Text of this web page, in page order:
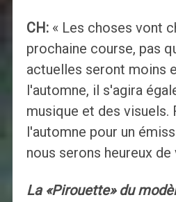
CH:« Les choses vont
prochaine course, pas
actuelles seront moins
l'automne, il s'agira
musique et des visuels.
l'automne pour un
nous serons heureux de
La «Pirouette» du